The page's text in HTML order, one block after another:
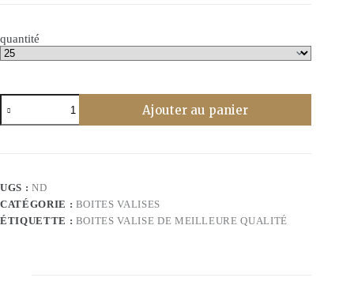
quantité
quantité
de
Boites
Ajouter au panier
UGS : ND
CATÉGORIE : BOITES VALISES
ÉTIQUETTE : BOITES VALISE DE MEILLEURE QUALITÉ